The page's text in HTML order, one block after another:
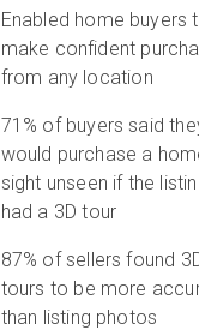
Enabled home buyers
make confident
from any location
71% of buyers said
would purchase a
sight unseen if the
had a 3D tour
87% of sellers found
tours to be more
than listing photos